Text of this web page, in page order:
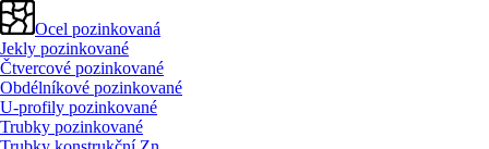
Ocel pozinkovaná
Jekly pozinkované
Čtvercové pozinkované
Obdélníkové pozinkované
U-profily pozinkované
Trubky pozinkované